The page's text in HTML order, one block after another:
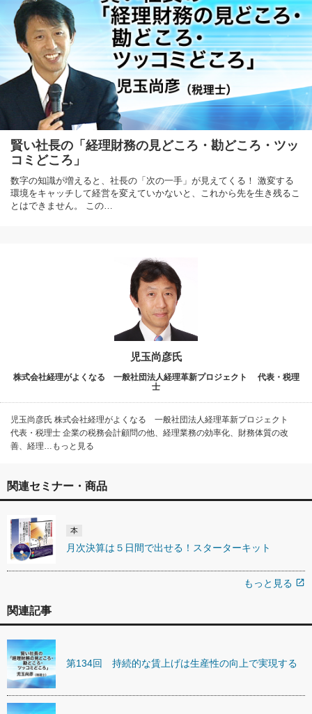
賢い社長の「経理財務の見どころ・勘どころ・ツッ
コミどころ」
数字の知識が増えると、社長の「次の一手」が見えてくる！ 激変する
環境をキャッチして経営を変えていかないと、これから先を生き残るこ
とはできません。 この…
児玉尚彦氏
株式会社経理がよくなる 一般社団法人経理革新プロジェクト 代表・税理
士
児玉尚彦氏 株式会社経理がよくなる 一般社団法人経理革新プロジェクト
代表・税理士 企業の税務会計顧問の他、経理業務の効率化、財務体質の改
善、経理…もっと見る
関連セミナー・商品
本
月次決算は５日間で出せる！スターターキット
もっと見る open_in_new
関連記事
第134回 持続的な賃上げは生産性の向上で実現する